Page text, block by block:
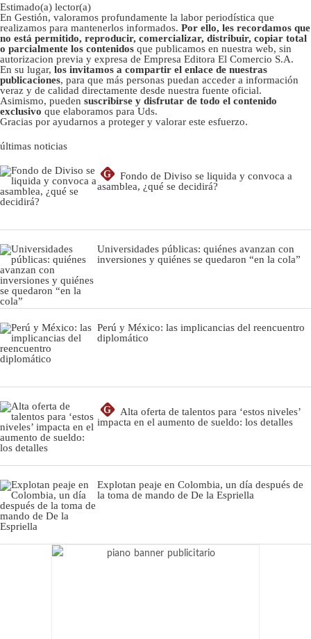
Estimado(a) lector(a)
En Gestión, valoramos profundamente la labor periodística que
realizamos para mantenerlos informados. Por ello, les recordamos que
no está permitido, reproducir, comercializar, distribuir, copiar total
o parcialmente los contenidos que publicamos en nuestra web, sin
autorizacion previa y expresa de Empresa Editora El Comercio S.A.
En su lugar, los invitamos a compartir el enlace de nuestras
publicaciones, para que más personas puedan acceder a información
veraz y de calidad directamente desde nuestra fuente oficial.
Asimismo, pueden suscribirse y disfrutar de todo el contenido
exclusivo que elaboramos para Uds.
Gracias por ayudarnos a proteger y valorar este esfuerzo.
últimas noticias
G
Fondo de Diviso se liquida y convoca a
asamblea, ¿qué se decidirá?
Universidades públicas: quiénes avanzan con
inversiones y quiénes se quedaron “en la cola”
Perú y México: las implicancias del reencuentro
diplomático
G
Alta oferta de talentos para ‘estos niveles’
impacta en el aumento de sueldo: los detalles
Explotan peaje en Colombia, un día después de
la toma de mando de De la Espriella